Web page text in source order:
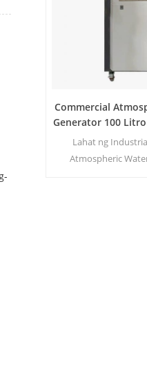
Commercial
Generator 100
Lahat ng
Atmospheric